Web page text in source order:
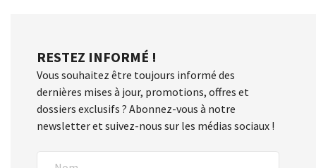
RESTEZ INFORMÉ !
Vous souhaitez être toujours informé des
dernières mises à jour, promotions, offres et
dossiers exclusifs ? Abonnez-vous à notre
newsletter et suivez-nous sur les médias sociaux !